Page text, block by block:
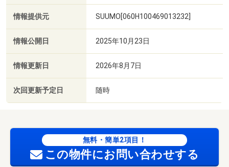
情報提供元 SUUMO[060H100469013232]
情報公開日 2025年10月23日
情報更新日 2026年8月7日
次回更新予定日 随時
無料・簡単2項目！
この物件にお問い合わせする